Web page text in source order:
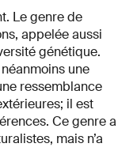
Le genre de
appelée aussi
génétique.
une
ressemblance
il est
Ce genre a
mais n’a